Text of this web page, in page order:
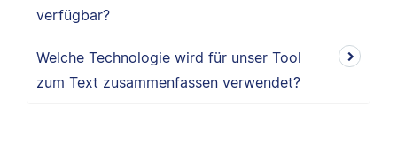
verfügbar?
Welche Technologie wird für unser Tool
zum Text zusammenfassen verwendet?